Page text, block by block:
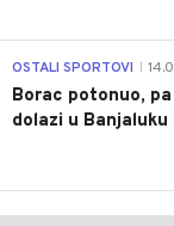
OSTALI SPORTOVI
Borac potonuo,
dolazi u